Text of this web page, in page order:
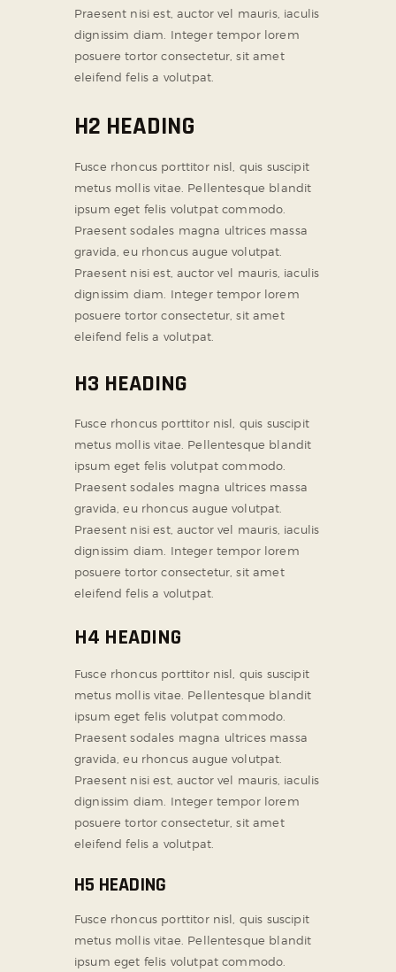
Praesent nisi est, auctor vel mauris, iaculis
dignissim diam. Integer tempor lorem
posuere tortor consectetur, sit amet
eleifend felis a volutpat.
H2 HEADING
Fusce rhoncus porttitor nisl, quis suscipit
metus mollis vitae. Pellentesque blandit
ipsum eget felis volutpat commodo.
Praesent sodales magna ultrices massa
gravida, eu rhoncus augue volutpat.
Praesent nisi est, auctor vel mauris, iaculis
dignissim diam. Integer tempor lorem
posuere tortor consectetur, sit amet
eleifend felis a volutpat.
H3 HEADING
Fusce rhoncus porttitor nisl, quis suscipit
metus mollis vitae. Pellentesque blandit
ipsum eget felis volutpat commodo.
Praesent sodales magna ultrices massa
gravida, eu rhoncus augue volutpat.
Praesent nisi est, auctor vel mauris, iaculis
dignissim diam. Integer tempor lorem
posuere tortor consectetur, sit amet
eleifend felis a volutpat.
H4 HEADING
Fusce rhoncus porttitor nisl, quis suscipit
metus mollis vitae. Pellentesque blandit
ipsum eget felis volutpat commodo.
Praesent sodales magna ultrices massa
gravida, eu rhoncus augue volutpat.
Praesent nisi est, auctor vel mauris, iaculis
dignissim diam. Integer tempor lorem
posuere tortor consectetur, sit amet
eleifend felis a volutpat.
H5 HEADING
Fusce rhoncus porttitor nisl, quis suscipit
metus mollis vitae. Pellentesque blandit
ipsum eget felis volutpat commodo.